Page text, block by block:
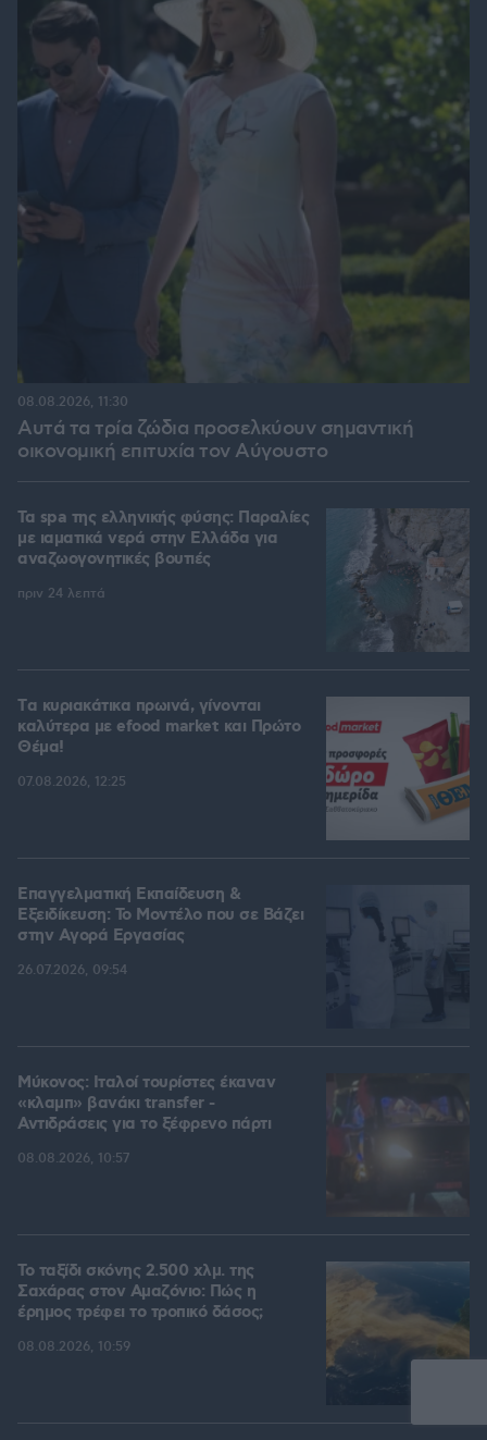
Αυτά τα τρία ζώδια προσελκύουν σημαντική
οικονομική επιτυχία τον Αύγουστο
08.08.2026, 11:30
Τα spa της ελληνικής φύσης: Παραλίες
με ιαματικά νερά στην Ελλάδα για
αναζωογονητικές βουτιές
πριν 24 λεπτά
Tα κυριακάτικα πρωινά, γίνονται
καλύτερα με efood market και Πρώτο
Θέμα!
07.08.2026, 12:25
Επαγγελματική Εκπαίδευση &
Εξειδίκευση: Το Mοντέλο που σε Bάζει
στην Aγορά Eργασίας
26.07.2026, 09:54
Μύκονος: Ιταλοί τουρίστες έκαναν
«κλαμπ» βανάκι transfer -
Αντιδράσεις για το ξέφρενο πάρτι
08.08.2026, 10:57
Το ταξίδι σκόνης 2.500 χλμ. της
Σαχάρας στον Αμαζόνιο: Πώς η
έρημος τρέφει το τροπικό δάσος;
08.08.2026, 10:59